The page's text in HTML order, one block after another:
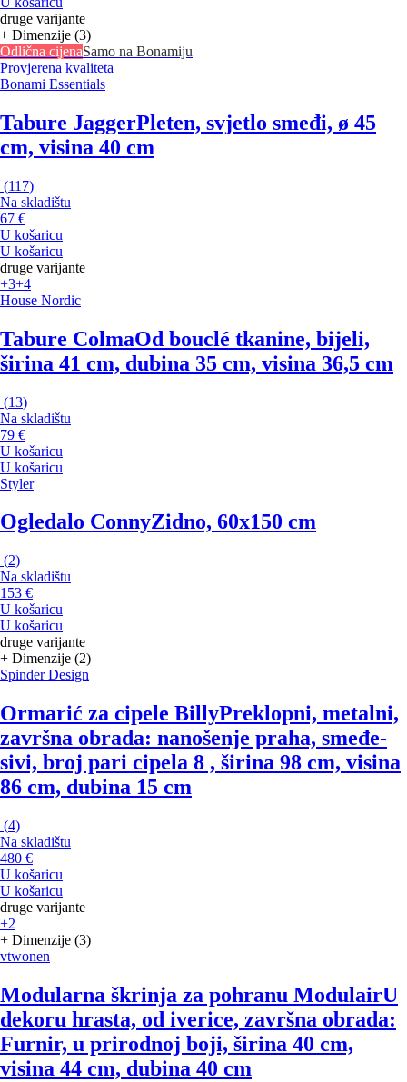
druge varijante
+ Dimenzije (3)
Odlična cijenaSamo na Bonamiju
Provjerena kvaliteta
Bonami Essentials
Tabure JaggerPleten, svjetlo smeđi, ø 45
cm, visina 40 cm
(117)
Na skladištu
67 €
U košaricu
U košaricu
druge varijante
+3+4
House Nordic
Tabure ColmaOd bouclé tkanine, bijeli,
širina 41 cm, dubina 35 cm, visina 36,5 cm
(13)
Na skladištu
79 €
U košaricu
U košaricu
Styler
Ogledalo ConnyZidno, 60x150 cm
(2)
Na skladištu
153 €
U košaricu
U košaricu
druge varijante
+ Dimenzije (2)
Spinder Design
Ormarić za cipele BillyPreklopni, metalni,
završna obrada: nanošenje praha, smeđe-
sivi, broj pari cipela 8 , širina 98 cm, visina
86 cm, dubina 15 cm
(4)
Na skladištu
480 €
U košaricu
U košaricu
druge varijante
+2
+ Dimenzije (3)
vtwonen
Modularna škrinja za pohranu ModulairU
dekoru hrasta, od iverice, završna obrada:
Furnir, u prirodnoj boji, širina 40 cm,
visina 44 cm, dubina 40 cm